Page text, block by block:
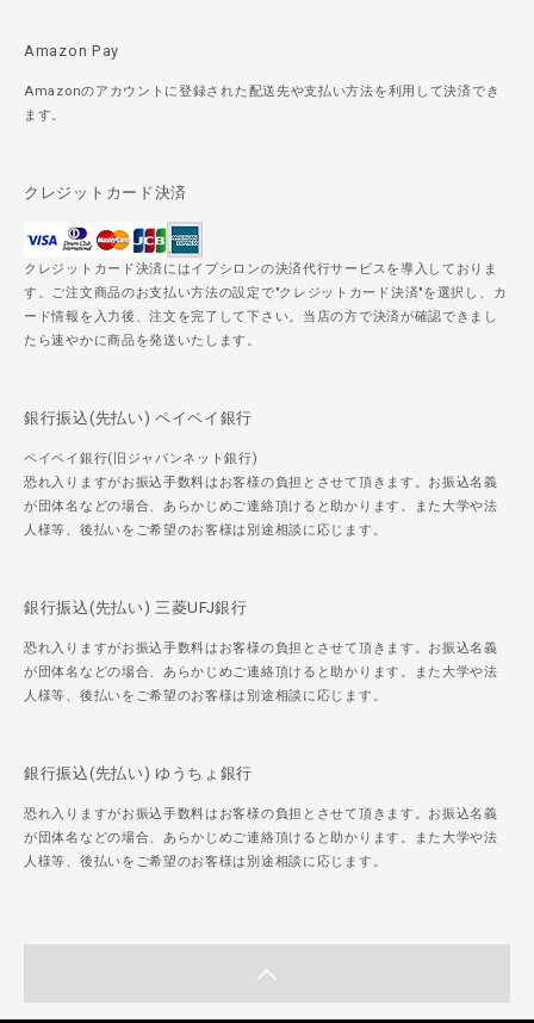
Amazon Pay
Amazonのアカウントに登録された配送先や支払い方法を利用して決済でき
ます。
クレジットカード決済
クレジットカード決済にはイプシロンの決済代行サービスを導入しておりま
す。ご注文商品のお支払い方法の設定で"クレジットカード決済"を選択し、カ
ード情報を入力後、注文を完了して下さい。当店の方で決済が確認できまし
たら速やかに商品を発送いたします。
銀行振込(先払い) ペイペイ銀行
ペイペイ銀行(旧ジャパンネット銀行)
恐れ入りますがお振込手数料はお客様の負担とさせて頂きます。お振込名義
が団体名などの場合、あらかじめご連絡頂けると助かります。また大学や法
人様等、後払いをご希望のお客様は別途相談に応じます。
銀行振込(先払い) 三菱UFJ銀行
恐れ入りますがお振込手数料はお客様の負担とさせて頂きます。お振込名義
が団体名などの場合、あらかじめご連絡頂けると助かります。また大学や法
人様等、後払いをご希望のお客様は別途相談に応じます。
銀行振込(先払い) ゆうちょ銀行
恐れ入りますがお振込手数料はお客様の負担とさせて頂きます。お振込名義
が団体名などの場合、あらかじめご連絡頂けると助かります。また大学や法
人様等、後払いをご希望のお客様は別途相談に応じます。